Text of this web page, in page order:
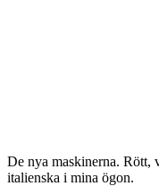
De nya maskinerna. Rött,
italienska i mina ögon.